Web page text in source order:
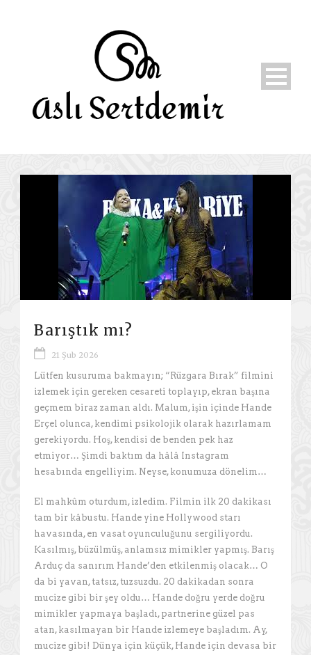
Barıştık mı?
21 Şub 2026
Lütfen kusuruma bakmayın; “Rüzgara Bırak” filmini
izlemek için gereken cesareti toplayıp, ekran başına
geçmem biraz zaman aldı. Malum, işin içinde Hande
Erçel olunca, kendimi psikolojik olarak hazırlamam
gerekiyordu. Hoş, kendisi de benden pek haz
etmiyor… Şimdi baktım da hâlâ Instagram
hesabında engelliyim. Neyse, konumuza dönelim…
El mahkûm oturdum, izledim. Filmin ilk 20 dakikası
tam bir kâbustu. Hande yine Hollywood starı
havasında, en vasat oyunculuğunu sergiliyordu.
Kasılmış, büzülmüş, anlamsız mimikler yapmış. Barış
Arduç da sanırım Hande’den etkilenmiş olacak… O
da bi yavan, tatsız, tuzsuzdu. 20 dakikadan sonra
mucize gibi bir şey oldu… Hande doğru yerde doğru
mimikler yapmaya başladı, partnerine güzel pas
atan, kasılmayan bir Hande izlemeye başladım. Ay,
mucize gibi! Dünya için küçük, Hande için devasa bir